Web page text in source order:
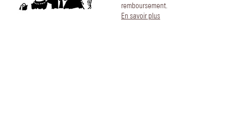
remboursement.
En savoir plus